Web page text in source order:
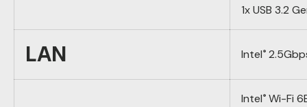
1x USB 3.2
LAN Intel®
Intel® Wi-Fi